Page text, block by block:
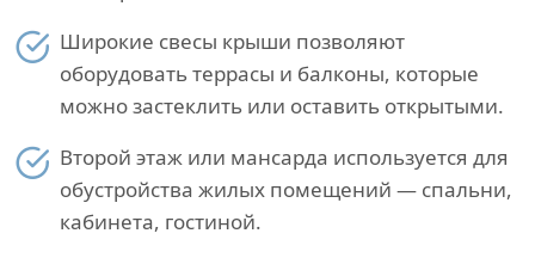
Широкие свесы крыши позволяют
оборудовать террасы и балконы, которые
можно застеклить или оставить открытыми.
Второй этаж или мансарда используется для
обустройства жилых помещений — спальни,
кабинета, гостиной.